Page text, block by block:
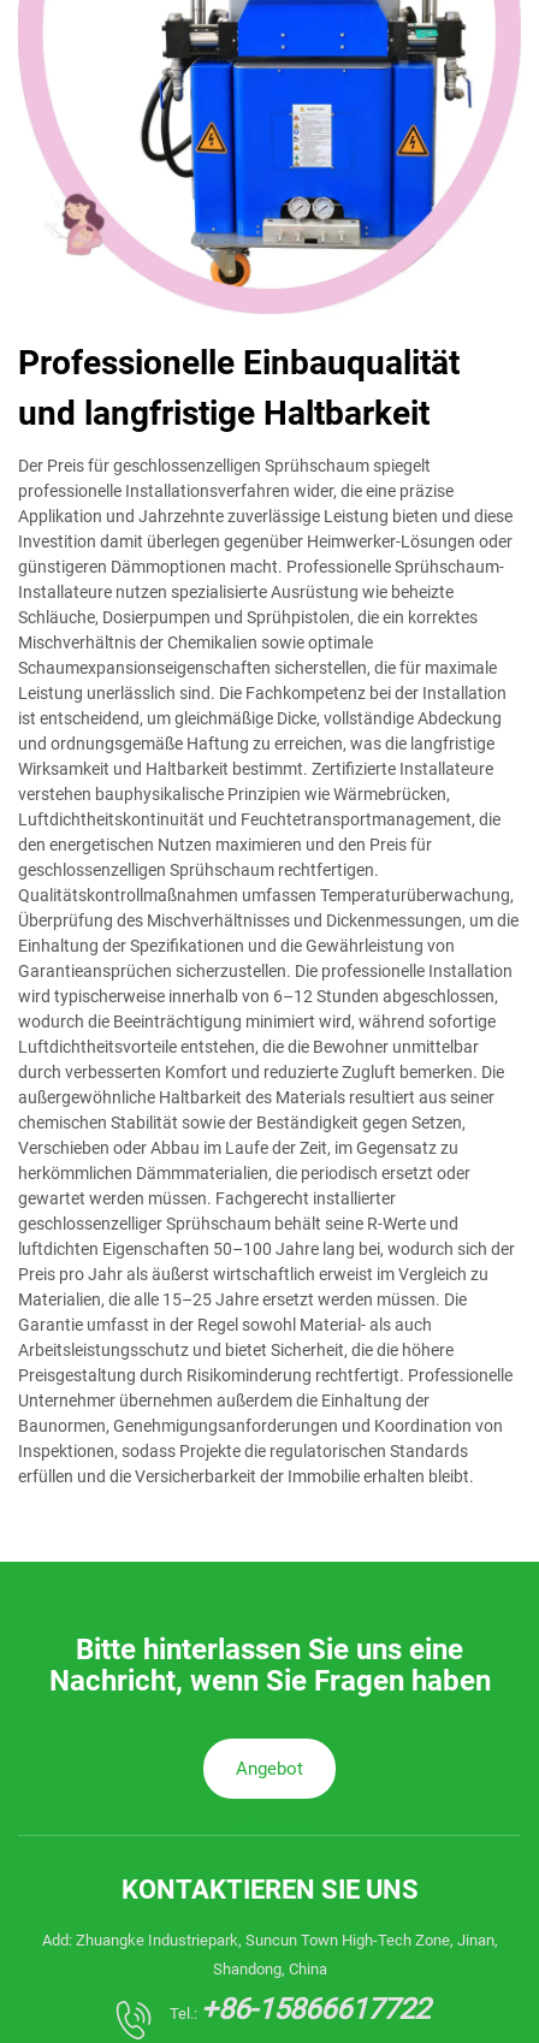
Professionelle Einbauqualität
und langfristige Haltbarkeit
Der Preis für geschlossenzelligen Sprühschaum spiegelt
professionelle Installationsverfahren wider, die eine präzise
Applikation und Jahrzehnte zuverlässige Leistung bieten und diese
Investition damit überlegen gegenüber Heimwerker-Lösungen oder
günstigeren Dämmoptionen macht. Professionelle Sprühschaum-
Installateure nutzen spezialisierte Ausrüstung wie beheizte
Schläuche, Dosierpumpen und Sprühpistolen, die ein korrektes
Mischverhältnis der Chemikalien sowie optimale
Schaumexpansionseigenschaften sicherstellen, die für maximale
Leistung unerlässlich sind. Die Fachkompetenz bei der Installation
ist entscheidend, um gleichmäßige Dicke, vollständige Abdeckung
und ordnungsgemäße Haftung zu erreichen, was die langfristige
Wirksamkeit und Haltbarkeit bestimmt. Zertifizierte Installateure
verstehen bauphysikalische Prinzipien wie Wärmebrücken,
Luftdichtheitskontinuität und Feuchtetransportmanagement, die
den energetischen Nutzen maximieren und den Preis für
geschlossenzelligen Sprühschaum rechtfertigen.
Qualitätskontrollmaßnahmen umfassen Temperaturüberwachung,
Überprüfung des Mischverhältnisses und Dickenmessungen, um die
Einhaltung der Spezifikationen und die Gewährleistung von
Garantieansprüchen sicherzustellen. Die professionelle Installation
wird typischerweise innerhalb von 6–12 Stunden abgeschlossen,
wodurch die Beeinträchtigung minimiert wird, während sofortige
Luftdichtheitsvorteile entstehen, die die Bewohner unmittelbar
durch verbesserten Komfort und reduzierte Zugluft bemerken. Die
außergewöhnliche Haltbarkeit des Materials resultiert aus seiner
chemischen Stabilität sowie der Beständigkeit gegen Setzen,
Verschieben oder Abbau im Laufe der Zeit, im Gegensatz zu
herkömmlichen Dämmmaterialien, die periodisch ersetzt oder
gewartet werden müssen. Fachgerecht installierter
geschlossenzelliger Sprühschaum behält seine R-Werte und
luftdichten Eigenschaften 50–100 Jahre lang bei, wodurch sich der
Preis pro Jahr als äußerst wirtschaftlich erweist im Vergleich zu
Materialien, die alle 15–25 Jahre ersetzt werden müssen. Die
Garantie umfasst in der Regel sowohl Material- als auch
Arbeitsleistungsschutz und bietet Sicherheit, die die höhere
Preisgestaltung durch Risikominderung rechtfertigt. Professionelle
Unternehmer übernehmen außerdem die Einhaltung der
Baunormen, Genehmigungsanforderungen und Koordination von
Inspektionen, sodass Projekte die regulatorischen Standards
erfüllen und die Versicherbarkeit der Immobilie erhalten bleibt.
Bitte hinterlassen Sie uns eine
Nachricht, wenn Sie Fragen haben
Angebot
KONTAKTIEREN SIE UNS
Add: Zhuangke Industriepark, Suncun Town High-Tech Zone, Jinan,
Shandong, China
Tel.: +86-15866617722